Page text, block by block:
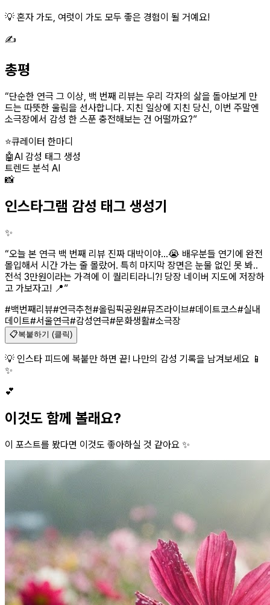
💡 혼자 가도, 여럿이 가도 모두 좋은 경험이 될 거예요!
✍️
총평
“단순한 연극 그 이상, 백 번째 리뷰는 우리 각자의 삶을 돌아보게 만
드는 따뜻한 울림을 선사합니다. 지친 일상에 지친 당신, 이번 주말엔
소극장에서 감성 한 스푼 충전해보는 건 어떨까요?”
⭐큐레이터 한마디
🤖AI 감성 태그 생성
트렌드 분석 AI
📸
인스타그램 감성 태그 생성기
✨
“오늘 본 연극 백 번째 리뷰 진짜 대박이야...😭 배우분들 연기에 완전
몰입해서 시간 가는 줄 몰랐어. 특히 마지막 장면은 눈물 없인 못 봐..
전석 3만원이라는 가격에 이 퀄리티라니?! 당장 네이버 지도에 저장하
고 가보자고! 📍”
#백번째리뷰#연극추천#올림픽공원#뮤즈라이브#데이트코스#실내
데이트#서울연극#감성연극#문화생활#소극장
📋복붙하기 (클릭)
💡 인스타 피드에 복붙만 하면 끝! 나만의 감성 기록을 남겨보세요 📱
✨
💕
이것도 함께 볼래요?
이 포스트를 봤다면 이것도 좋아하실 것 같아요 ✨